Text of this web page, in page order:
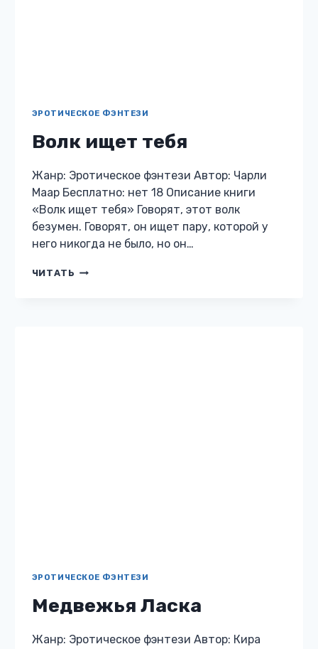
ЭРОТИЧЕСКОЕ ФЭНТЕЗИ
Волк ищет тебя
Жанр: Эротическое фэнтези Автор: Чарли
Маар Бесплатно: нет 18 Описание книги
«Волк ищет тебя» Говорят, этот волк
безумен. Говорят, он ищет пару, которой у
него никогда не было, но он…
ЧИТАТЬ ВОЛК
ЭРОТИЧЕСКОЕ ФЭНТЕЗИ
Медвежья Ласка
Жанр: Эротическое фэнтези Автор: Кира